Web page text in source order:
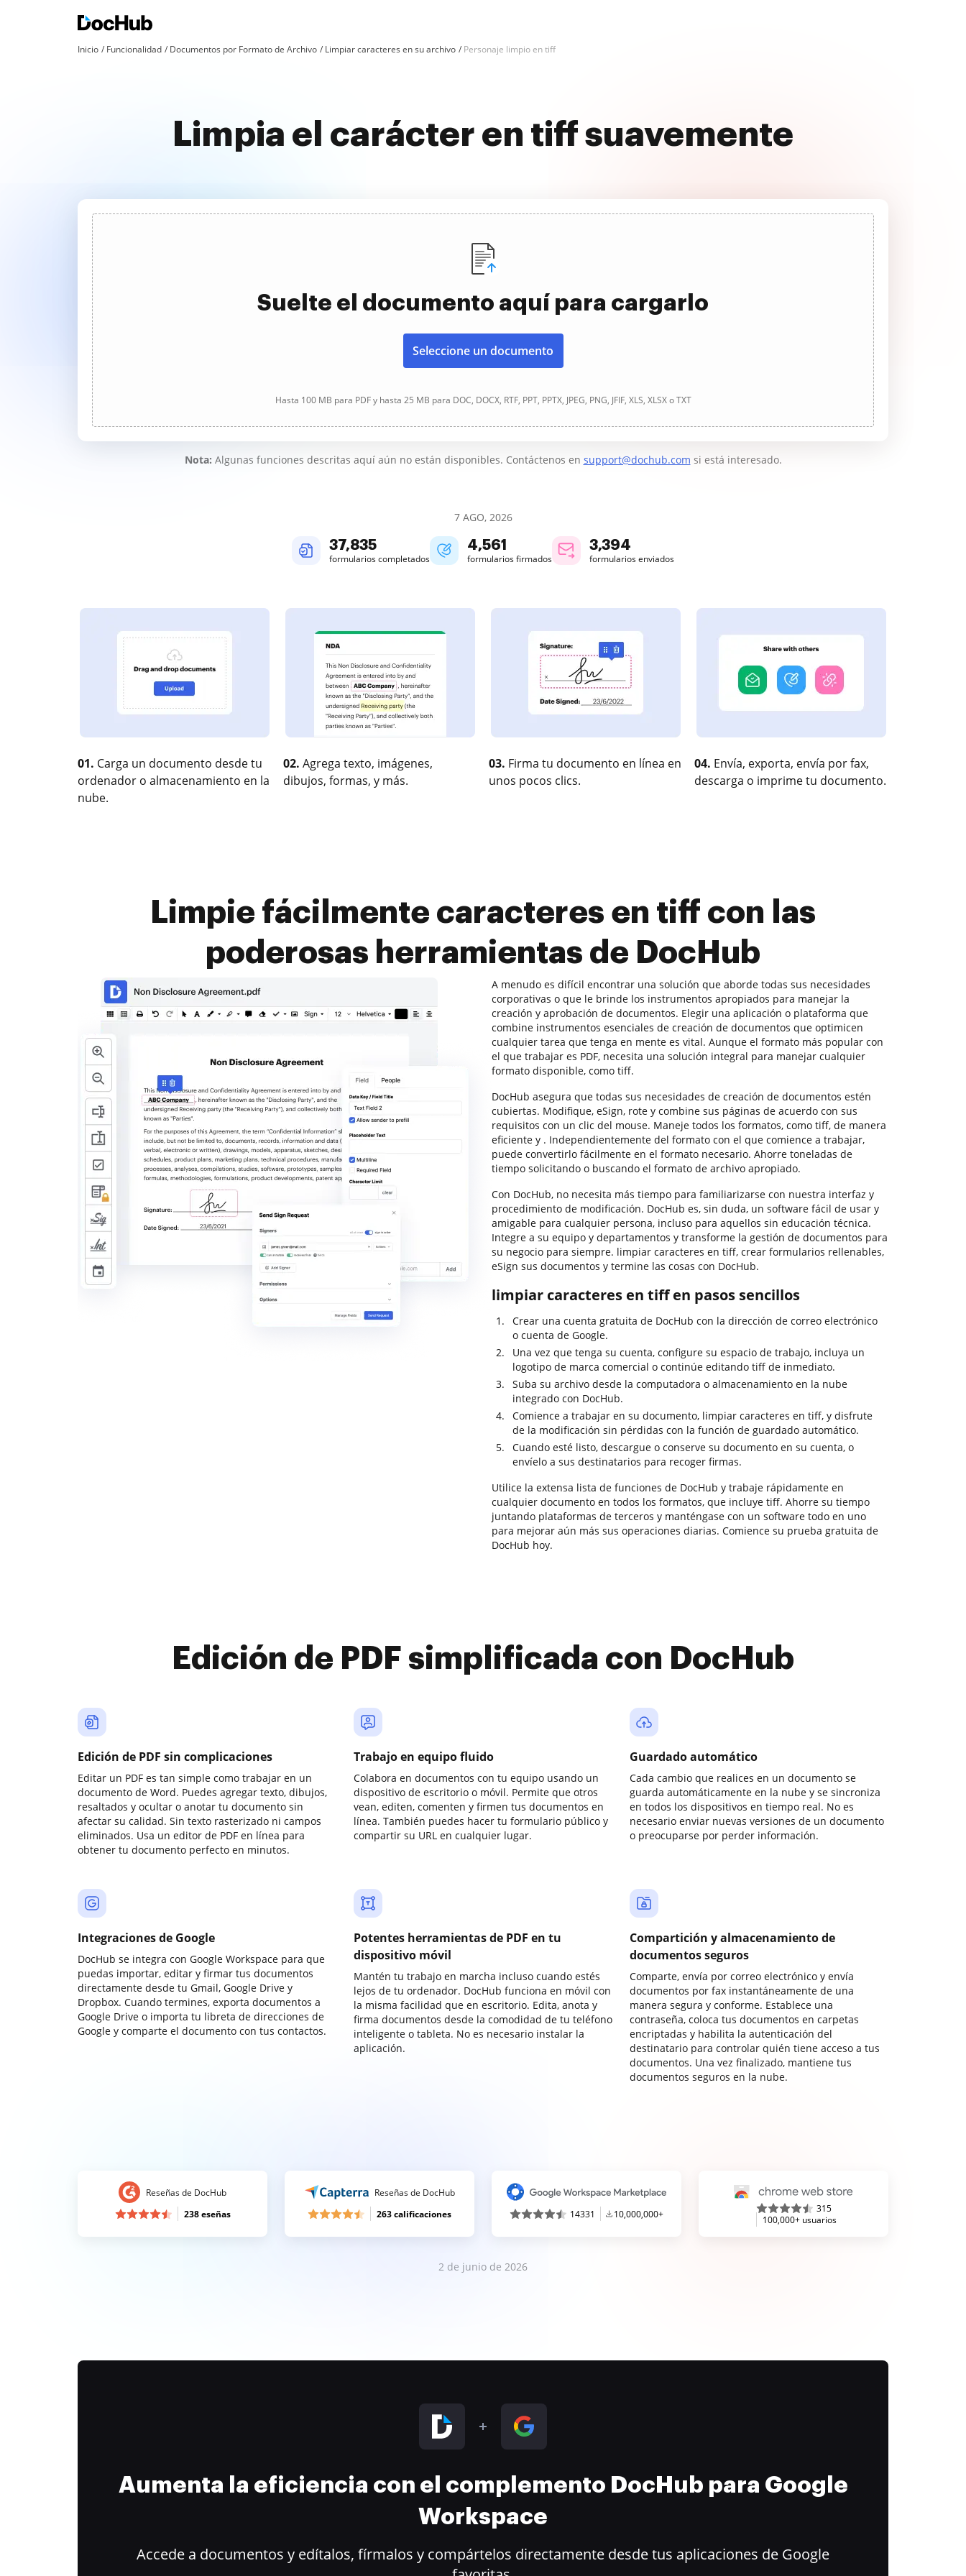
Inicio Funcionalidad Documentos por Formato de Archivo Limpiar caracteres en su archivo Personaje limpio en tiff
Limpia el carácter en tiff suavemente
Suelte el documento aquí para cargarlo
Seleccione un documento
Hasta 100 MB para PDF y hasta 25 MB para DOC, DOCX, RTF, PPT, PPTX, JPEG, PNG, JFIF, XLS, XLSX o TXT
Nota: Algunas funciones descritas aquí aún no están disponibles. Contáctenos en support@dochub.com si está interesado.
7 AGO, 2026
37,836
formularios completados
4,561
formularios firmados
3,394
formularios enviados
01. Carga un documento desde tu
ordenador o almacenamiento en la
nube.
02. Agrega texto, imágenes,
dibujos, formas, y más.
03. Firma tu documento en línea en
unos pocos clics.
04. Envía, exporta, envía por fax,
descarga o imprime tu documento.
Limpie fácilmente caracteres en tiff con las
poderosas herramientas de DocHub
A menudo es difícil encontrar una solución que aborde todas sus necesidades
corporativas o que le brinde los instrumentos apropiados para manejar la
creación y aprobación de documentos. Elegir una aplicación o plataforma que
combine instrumentos esenciales de creación de documentos que optimicen
cualquier tarea que tenga en mente es vital. Aunque el formato más popular con
el que trabajar es PDF, necesita una solución integral para manejar cualquier
formato disponible, como tiff.
DocHub asegura que todas sus necesidades de creación de documentos estén
cubiertas. Modifique, eSign, rote y combine sus páginas de acuerdo con sus
requisitos con un clic del mouse. Maneje todos los formatos, como tiff, de manera
eficiente y . Independientemente del formato con el que comience a trabajar,
puede convertirlo fácilmente en el formato necesario. Ahorre toneladas de
tiempo solicitando o buscando el formato de archivo apropiado.
Con DocHub, no necesita más tiempo para familiarizarse con nuestra interfaz y
procedimiento de modificación. DocHub es, sin duda, un software fácil de usar y
amigable para cualquier persona, incluso para aquellos sin educación técnica.
Integre a su equipo y departamentos y transforme la gestión de documentos para
su negocio para siempre. limpiar caracteres en tiff, crear formularios rellenables,
eSign sus documentos y termine las cosas con DocHub.
limpiar caracteres en tiff en pasos sencillos
Crear una cuenta gratuita de DocHub con la dirección de correo electrónico
o cuenta de Google.
Una vez que tenga su cuenta, configure su espacio de trabajo, incluya un
logotipo de marca comercial o continúe editando tiff de inmediato.
Suba su archivo desde la computadora o almacenamiento en la nube
integrado con DocHub.
Comience a trabajar en su documento, limpiar caracteres en tiff, y disfrute
de la modificación sin pérdidas con la función de guardado automático.
Cuando esté listo, descargue o conserve su documento en su cuenta, o
envíelo a sus destinatarios para recoger firmas.
Utilice la extensa lista de funciones de DocHub y trabaje rápidamente en
cualquier documento en todos los formatos, que incluye tiff. Ahorre su tiempo
juntando plataformas de terceros y manténgase con un software todo en uno
para mejorar aún más sus operaciones diarias. Comience su prueba gratuita de
DocHub hoy.
Edición de PDF simplificada con DocHub
Edición de PDF sin complicaciones
Editar un PDF es tan simple como trabajar en un
documento de Word. Puedes agregar texto, dibujos,
resaltados y ocultar o anotar tu documento sin
afectar su calidad. Sin texto rasterizado ni campos
eliminados. Usa un editor de PDF en línea para
obtener tu documento perfecto en minutos.
Trabajo en equipo fluido
Colabora en documentos con tu equipo usando un
dispositivo de escritorio o móvil. Permite que otros
vean, editen, comenten y firmen tus documentos en
línea. También puedes hacer tu formulario público y
compartir su URL en cualquier lugar.
Guardado automático
Cada cambio que realices en un documento se
guarda automáticamente en la nube y se sincroniza
en todos los dispositivos en tiempo real. No es
necesario enviar nuevas versiones de un documento
o preocuparse por perder información.
Integraciones de Google
DocHub se integra con Google Workspace para que
puedas importar, editar y firmar tus documentos
directamente desde tu Gmail, Google Drive y
Dropbox. Cuando termines, exporta documentos a
Google Drive o importa tu libreta de direcciones de
Google y comparte el documento con tus contactos.
Potentes herramientas de PDF en tu
dispositivo móvil
Mantén tu trabajo en marcha incluso cuando estés
lejos de tu ordenador. DocHub funciona en móvil con
la misma facilidad que en escritorio. Edita, anota y
firma documentos desde la comodidad de tu teléfono
inteligente o tableta. No es necesario instalar la
aplicación.
Compartición y almacenamiento de
documentos seguros
Comparte, envía por correo electrónico y envía
documentos por fax instantáneamente de una
manera segura y conforme. Establece una
contraseña, coloca tus documentos en carpetas
encriptadas y habilita la autenticación del
destinatario para controlar quién tiene acceso a tus
documentos. Una vez finalizado, mantiene tus
documentos seguros en la nube.
Reseñas de DocHub
238 eseñas
Reseñas de DocHub
263 calificaciones
14331 10,000,000+
315
100,000+ usuarios
2 de junio de 2026
Aumenta la eficiencia con el complemento DocHub para Google
Workspace
Accede a documentos y edítalos, fírmalos y compártelos directamente desde tus aplicaciones de Google